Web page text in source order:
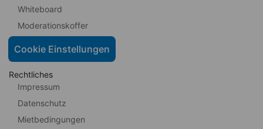
Cookie Einstellungen
Whiteboard
Moderationskoffer
Kontakt
Rechtliches
Impressum
Datenschutz
Mietbedingungen